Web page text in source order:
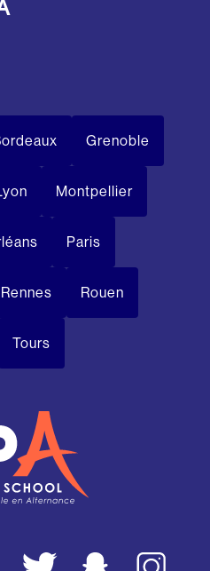
Grenoble
Montpellier
Paris
Rennes Rouen
Tours